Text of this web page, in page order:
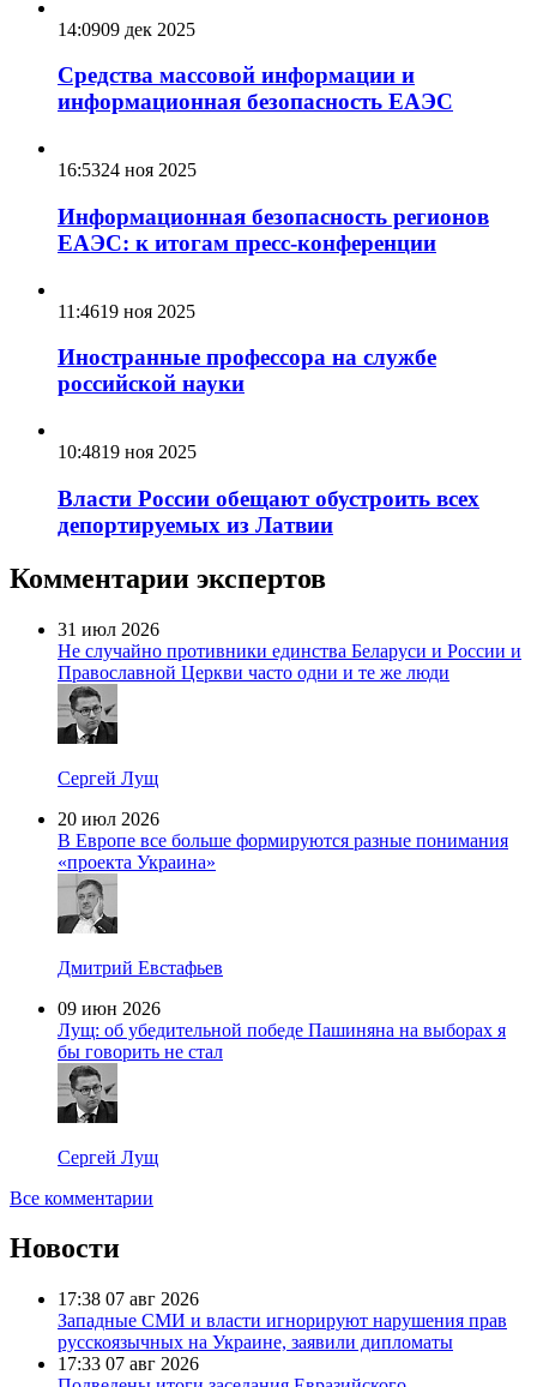
14:0909 дек 2025
Средства массовой информации и
информационная безопасность ЕАЭС
16:5324 ноя 2025
Информационная безопасность регионов
ЕАЭС: к итогам пресс-конференции
11:4619 ноя 2025
Иностранные профессора на службе
российской науки
10:4819 ноя 2025
Власти России обещают обустроить всех
депортируемых из Латвии
Комментарии экспертов
31 июл 2026
Не случайно противники единства Беларуси и России и
Православной Церкви часто одни и те же люди
Сергей Лущ
20 июл 2026
В Европе все больше формируются разные понимания
«проекта Украина»
Дмитрий Евстафьев
09 июн 2026
Лущ: об убедительной победе Пашиняна на выборах я
бы говорить не стал
Сергей Лущ
Все комментарии
Новости
17:38 07 авг 2026
Западные СМИ и власти игнорируют нарушения прав
русскоязычных на Украине, заявили дипломаты
17:33 07 авг 2026